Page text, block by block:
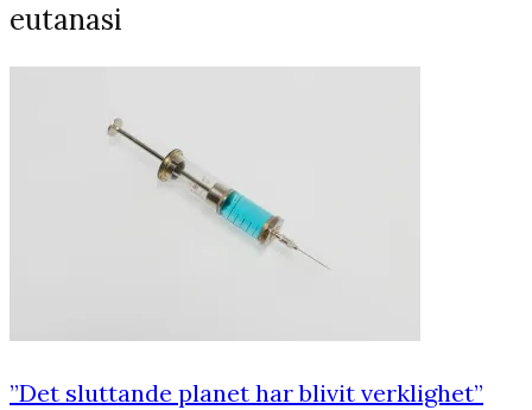
eutanasi
”Det sluttande planet har blivit verklighet”